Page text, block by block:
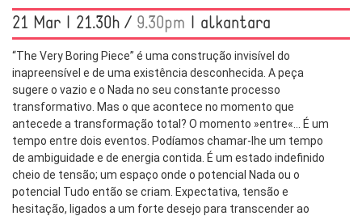
21 Mar | 21.30h / 9.30pm | alkantara
“The Very Boring Piece” é uma construção invisível do
inapreensível e de uma existência desconhecida. A peça
sugere o vazio e o Nada no seu constante processo
transformativo. Mas o que acontece no momento que
antecede a transformação total? O momento »entre«… É um
tempo entre dois eventos. Podíamos chamar-lhe um tempo
de ambiguidade e de energia contida. É um estado indefinido
cheio de tensão; um espaço onde o potencial Nada ou o
potencial Tudo então se criam. Expectativa, tensão e
hesitação, ligados a um forte desejo para transcender ao